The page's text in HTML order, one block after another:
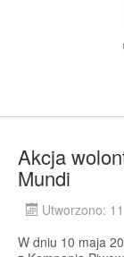
Akcja
Mundi
Utworzono:
W dniu 10 maja